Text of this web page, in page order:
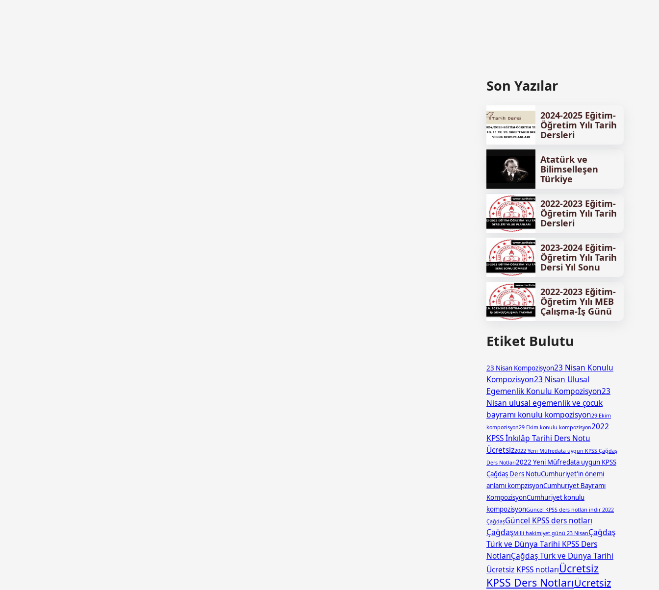
Son Yazılar
2024-2025 Eğitim-
Öğretim Yılı Tarih
Dersleri
Yıllık Planları İndir
Atatürk ve
Bilimselleşen
Türkiye
2022-2023 Eğitim-
Öğretim Yılı Tarih
Dersleri
Yıllık Planları İndir
2023-2024 Eğitim-
Öğretim Yılı Tarih
Dersi Yıl Sonu
2022-2023 Eğitim-
Öğretim Yılı MEB
Çalışma-İş Günü
Etiket Bulutu
23 Nisan Kompozisyon23 Nisan Konulu
Kompozisyon23 Nisan Ulusal
Egemenlik Konulu Kompozisyon23
Nisan ulusal egemenlik ve çocuk
bayramı konulu kompozisyon29 Ekim
kompozisyon29 Ekim konulu kompozisyon2022
KPSS İnkılâp Tarihi Ders Notu
Ücretsiz2022 Yeni Müfredata uygun KPSS Çağdaş
Ders Notları2022 Yeni Müfredata uygun KPSS
Çağdaş Ders NotuCumhuriyet'in önemi
anlamı kompzisyonCumhuriyet Bayramı
KompozisyonCumhuriyet konulu
kompozisyonGüncel KPSS ders notları indir 2022
ÇağdaşGüncel KPSS ders notları
ÇağdaşMilli hakimiyet günü 23 NisanÇağdaş
Türk ve Dünya Tarihi KPSS Ders
NotlarıÇağdaş Türk ve Dünya Tarihi
Ücretsiz KPSS notlarıÜcretsiz
KPSS Ders NotlarıÜcretsiz